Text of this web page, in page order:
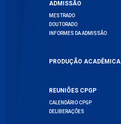
ADMISSÃO
MESTRADO
DOUTORADO
INFORMES DA ADMISSÃO
PRODUÇÃO ACADÊMICA
REUNIÕES CPGP
CALENDÁRIO CPGP
DELIBERAÇÕES